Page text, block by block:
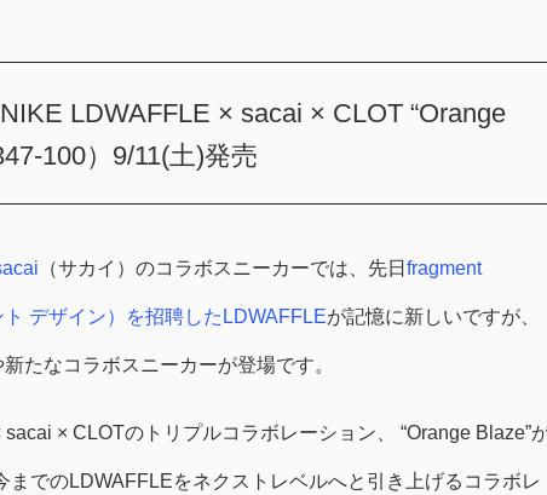
LDWAFFLE × sacai × CLOT “Orange
100）9/11(土)発売
（サカイ）のコラボスニーカーでは、先日 fragment
デザイン）を招聘したLDWAFFLEが記憶に新しいですが、
たなコラボスニーカーが登場です。
× CLOTのトリプルコラボレーション、 “Orange Blaze”
までのLDWAFFLEをネクストレベルへと引き上げるコラボレ